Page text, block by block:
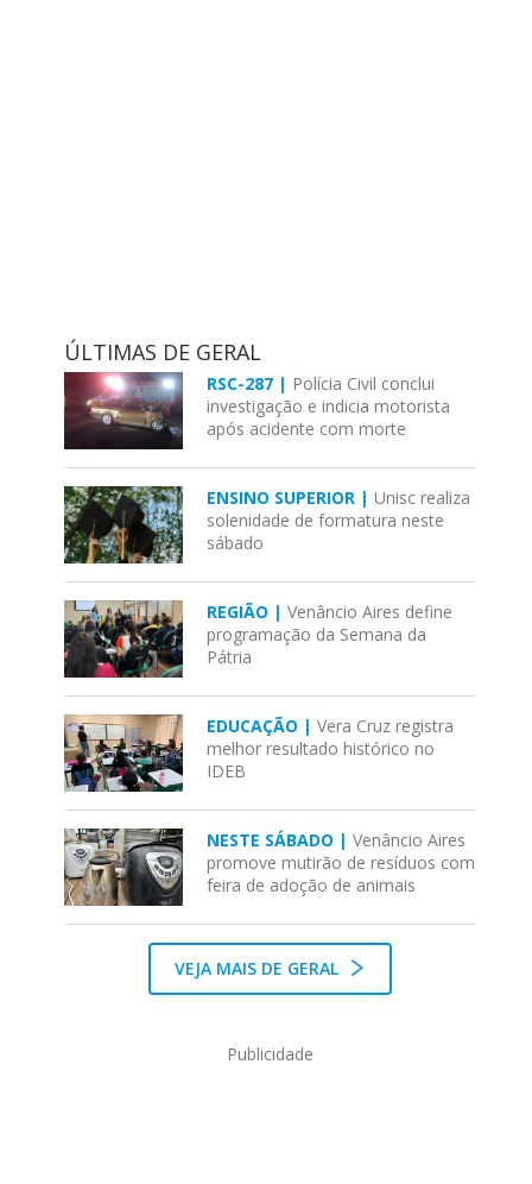
ÚLTIMAS DE GERAL
RSC-287 | Polícia Civil conclui
investigação e indicia motorista
após acidente com morte
ENSINO SUPERIOR | Unisc realiza
solenidade de formatura neste
sábado
REGIÃO |Venâncio Aires define
programação da Semana da
Pátria
EDUCAÇÃO |Vera Cruz registra
melhor resultado histórico no
IDEB
NESTE SÁBADO |Venâncio Aires
promove mutirão de resíduos com
feira de adoção de animais
VEJA MAIS DE GERAL
Publicidade